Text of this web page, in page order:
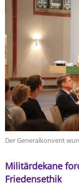
Der Generalkonvent
Militärdekane
Friedensethik